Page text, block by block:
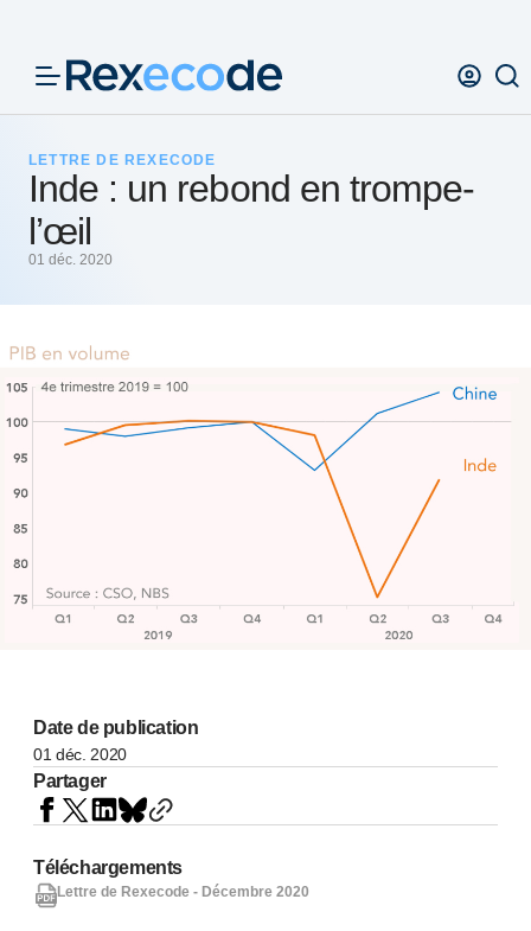
LETTRE DE REXECODE
Inde : un rebond en trompe-
l’œil
01 déc. 2020
Date de publication
01 déc. 2020
Partager
Téléchargements
Lettre de Rexecode - Décembre 2020